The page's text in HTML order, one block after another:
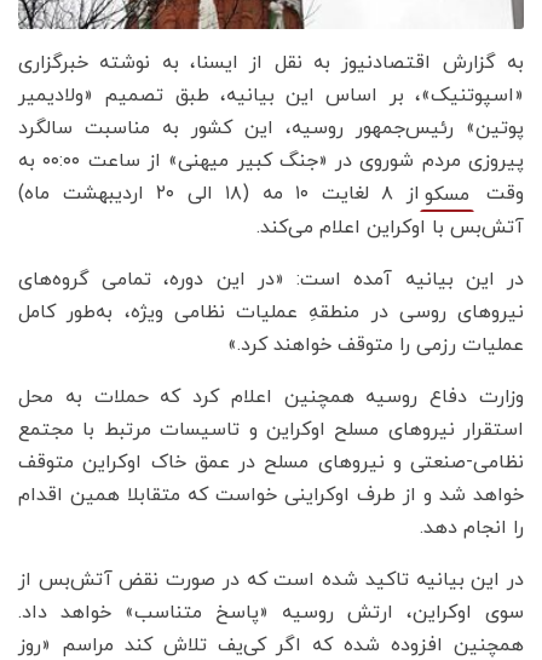
به گزارش اقتصادنیوز به نقل از ایسنا، به نوشته خبرگزاری
«اسپوتنیک»، بر اساس این بیانیه، طبق تصمیم «ولادیمیر
پوتین» رئیس‌جمهور روسیه، این کشور به مناسبت سالگرد
پیروزی مردم شوروی در «جنگ کبیر میهنی» از ساعت ۰۰:۰۰ به
وقت
مسکو
از ۸ لغایت ۱۰ مه (۱۸ الی ۲۰ اردیبهشت ماه)
آتش‌بس با اوکراین اعلام می‌کند.
در این بیانیه آمده است: «در این دوره، تمامی گروه‌های
نیروهای روسی در منطقهِ عملیات نظامی ویژه، به‌طور کامل
عملیات رزمی را متوقف خواهند کرد.»
وزارت دفاع روسیه همچنین اعلام کرد که حملات به محل
استقرار نیروهای مسلح اوکراین و تاسیسات مرتبط با مجتمع
نظامی-صنعتی و نیروهای مسلح در عمق خاک اوکراین متوقف
خواهد شد و از طرف اوکراینی خواست که متقابلا همین اقدام
را انجام دهد.
در این بیانیه تاکید شده است که در صورت نقض آتش‌بس از
سوی اوکراین، ارتش روسیه «پاسخ متناسب» خواهد داد.
همچنین افزوده شده که اگر کی‌یف تلاش کند مراسم «روز